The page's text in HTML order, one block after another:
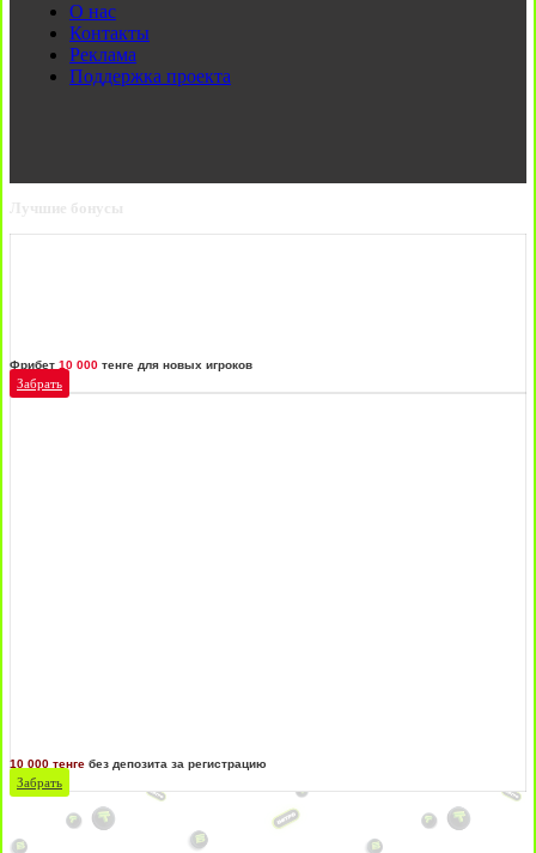
О нас
Контакты
Реклама
Поддержка проекта
Лучшие бонусы
Фрибет 10 000 тенге для новых игроков
Забрать
10 000 тенге без депозита за регистрацию
Забрать